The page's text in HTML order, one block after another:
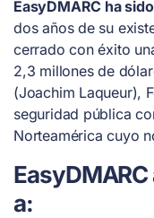
EasyDMARC ha
dos años de su
cerrado con éxito
2,3 millones de
(Joachim Laqueur),
seguridad pública
Norteamérica cuyo
a: